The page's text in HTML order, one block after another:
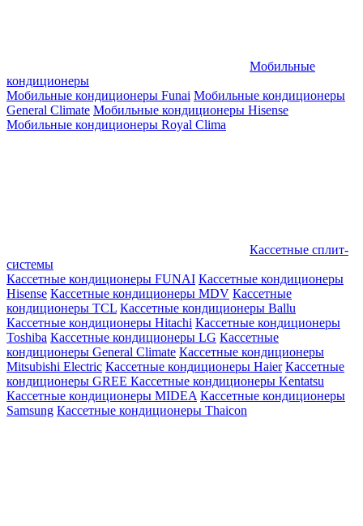
Мобильные
кондиционеры
Мобильные кондиционеры Funai Мобильные кондиционеры
General Climate Мобильные кондиционеры Hisense
Мобильные кондиционеры Royal Clima
Кассетные сплит-
системы
Кассетные кондиционеры FUNAI Кассетные кондиционеры
Hisense Кассетные кондиционеры MDV Кассетные
кондиционеры TCL Кассетные кондиционеры Ballu
Кассетные кондиционеры Hitachi Кассетные кондиционеры
Toshiba Кассетные кондиционеры LG Кассетные
кондиционеры General Climate Кассетные кондиционеры
Mitsubishi Electric Кассетные кондиционеры Haier Кассетные
кондиционеры GREE Кассетные кондиционеры Kentatsu
Кассетные кондиционеры MIDEA Кассетные кондиционеры
Samsung Кассетные кондиционеры Thaicon